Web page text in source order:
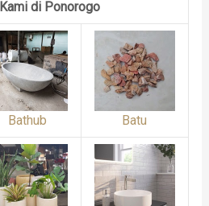
di Ponorogo
Bathub Batu